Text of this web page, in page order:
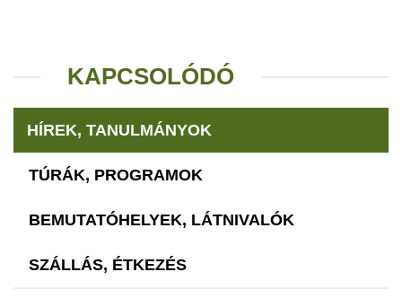
KAPCSOLÓDÓ
HÍREK, TANULMÁNYOK
TÚRÁK, PROGRAMOK
BEMUTATÓHELYEK, LÁTNIVALÓK
SZÁLLÁS, ÉTKEZÉS